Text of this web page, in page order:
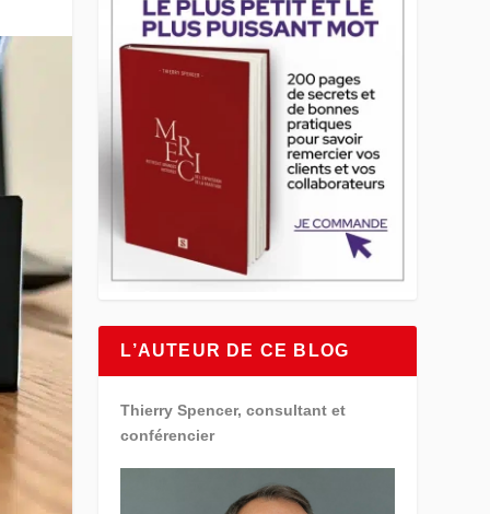
L’AUTEUR DE CE BLOG
Thierry Spencer, consultant et
conférencier